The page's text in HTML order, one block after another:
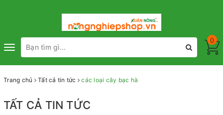
Toggle
0
Trang chủ Tất cả tin tức các loại cây bạc hà
TẤT CẢ TIN TỨC